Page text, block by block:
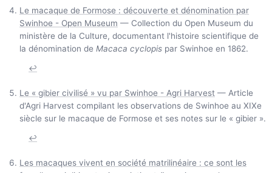
Le macaque de Formose : découverte et dénomination par
Swinhoe - Open Museum — Collection du Open Museum du
ministère de la Culture, documentant l'histoire scientifique de
la dénomination de Macaca cyclopis par Swinhoe en 1862.
↩
Le « gibier civilisé » vu par Swinhoe - Agri Harvest — Article
d'Agri Harvest compilant les observations de Swinhoe au XIXe
siècle sur le macaque de Formose et ses notes sur le « gibier ».
↩
Les macaques vivent en société matrilinéaire : ce sont les